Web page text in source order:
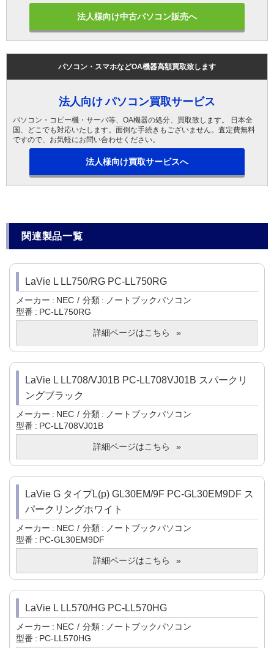
法人様向け中古パソコン販売へ
パソコン・スマホなどOA機器高額買取致します
法人向け パソコン買取サービス
パソコン・コピー機・サーバ等、OA機器の処分、買取致します。 日本全
国、どこでも対応いたします。面倒な手続きもございません。査定費無料
ですので、お気軽にお問い合わせください。
法人様向け買取サービスへ
関連製品一覧
LaVie L LL750/RG PC-LL750RG
メーカー NEC 分類
ノートブックパソコン
型番
PC-LL750RG
詳細ページはこちら
LaVie L LL708/VJ01B PC-LL708VJ01B スパークリ
ングブラック
メーカー NEC 分類
ノートブックパソコン
型番
PC-LL708VJ01B
詳細ページはこちら
LaVie G タイプL(p) GL30EM/9F PC-GL30EM9DF ス
パークリングホワイト
メーカー NEC 分類
ノートブックパソコン
型番
PC-GL30EM9DF
詳細ページはこちら
LaVie L LL570/HG PC-LL570HG
メーカー NEC 分類
ノートブックパソコン
型番
PC-LL570HG